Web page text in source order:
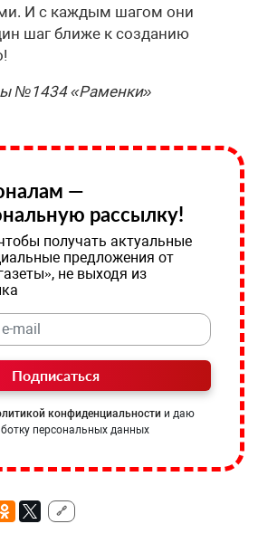
И с каждым шагом они
шаг ближе к созданию
№1434 «Раменки»
—
рассылку!
получать актуальные
предложения от
не выходя из
Подписаться
конфиденциальности и даю
персональных данных
🔗